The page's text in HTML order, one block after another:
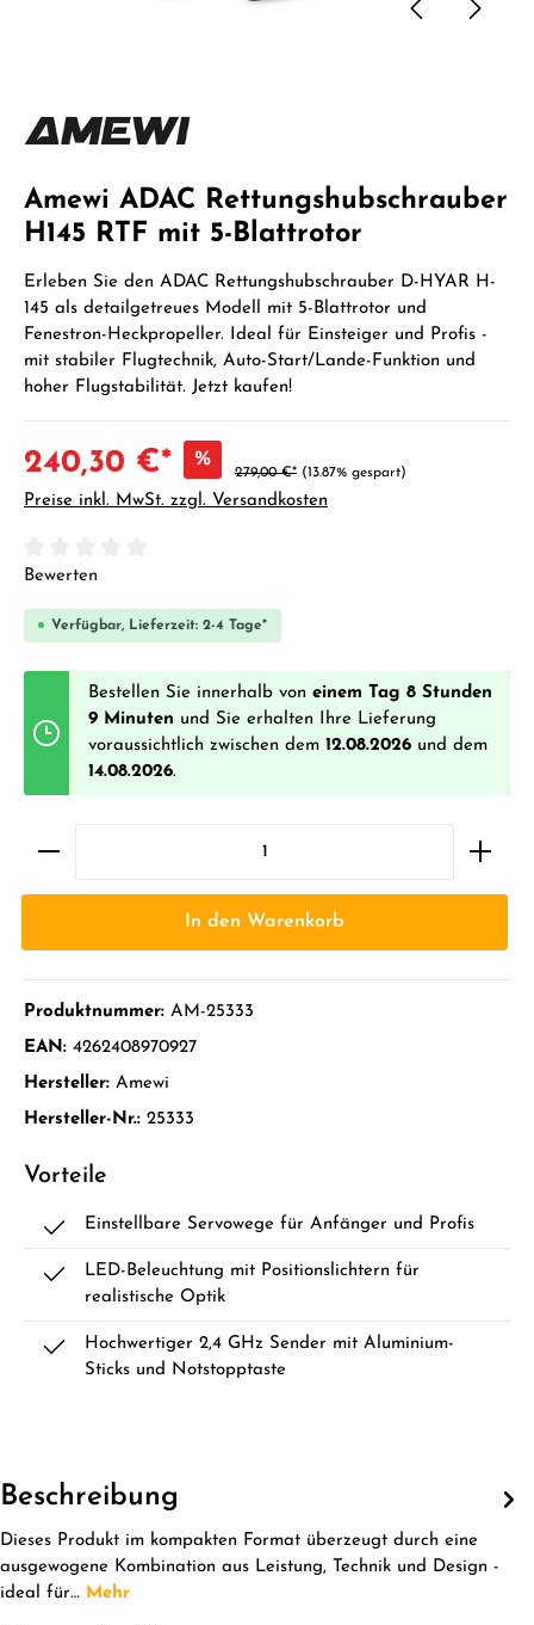
Amewi ADAC Rettungshubschrauber
H145 RTF mit 5-Blattrotor
Erleben Sie den ADAC Rettungshubschrauber D-HYAR H-
145 als detailgetreues Modell mit 5-Blattrotor und
Fenestron-Heckpropeller. Ideal für Einsteiger und Profis -
mit stabiler Flugtechnik, Auto-Start/Lande-Funktion und
hoher Flugstabilität. Jetzt kaufen!
240,30 €* %
279,00 €* (13.87% gespart)
Preise inkl. MwSt. zzgl. Versandkosten
Durchschnittliche Bewertung von 0 von 5 Sternen
Bewerten
Verfügbar, Lieferzeit: 2-4 Tage*
Bestellen Sie innerhalb von einem Tag 8 Stunden
9 Minuten und Sie erhalten Ihre Lieferung
voraussichtlich zwischen dem 12.08.2026 und dem
14.08.2026.
In den Warenkorb
Produktnummer: AM-25333
EAN: 4262408970927
Hersteller: Amewi
Hersteller-Nr.: 25333
Vorteile
Einstellbare Servowege für Anfänger und Profis
LED-Beleuchtung mit Positionslichtern für
realistische Optik
Hochwertiger 2,4 GHz Sender mit Aluminium-
Sticks und Notstopptaste
Beschreibung
Dieses Produkt im kompakten Format überzeugt durch eine
ausgewogene Kombination aus Leistung, Technik und Design -
ideal für… Mehr